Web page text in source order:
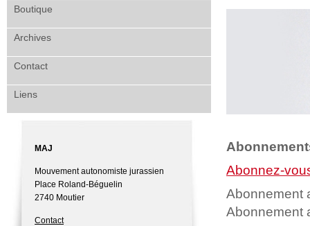
Boutique
Archives
Contact
Liens
Abonnez-
Abonnement
Abonnement
MAJ
Mouvement autonomiste jurassien
Place Roland-Béguelin
2740 Moutier
Contact